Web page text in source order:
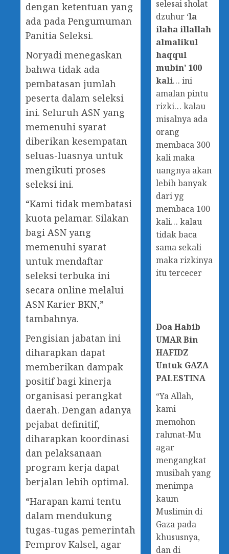
dengan ketentuan yang
ada pada Pengumuman
Panitia Seleksi.
Noryadi menegaskan
bahwa tidak ada
pembatasan jumlah
peserta dalam seleksi
ini. Seluruh ASN yang
memenuhi syarat
diberikan kesempatan
seluas-luasnya untuk
mengikuti proses
seleksi ini.
“Kami tidak membatasi
kuota pelamar. Silakan
bagi ASN yang
memenuhi syarat
untuk mendaftar
seleksi terbuka ini
secara online melalui
ASN Karier BKN,”
tambahnya.
Pengisian jabatan ini
diharapkan dapat
memberikan dampak
positif bagi kinerja
organisasi perangkat
daerah. Dengan adanya
pejabat definitif,
diharapkan koordinasi
dan pelaksanaan
program kerja dapat
berjalan lebih optimal.
“Harapan kami tentu
dalam mendukung
tugas-tugas pemerintah
Pemprov Kalsel, agar
selesai sholat
dzuhur ‘la
ilaha illallah
almalikul
haqqul
mubin’ 100
kali… ini
amalan pintu
rizki… kalau
misalnya ada
orang
membaca 300
kali maka
uangnya akan
lebih banyak
dari yg
membaca 100
kali… kalau
tidak baca
sama sekali
maka rizkinya
itu tercecer
DoaHabib
UMAR Bin
HAFIDZ
Untuk GAZA
PALESTINA
“Ya Allah,
kami
memohon
rahmat-Mu
agar
mengangkat
musibah yang
menimpa
kaum
Muslimin di
Gaza pada
khususnya,
dan di